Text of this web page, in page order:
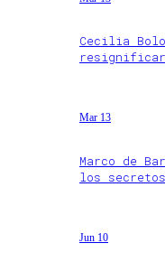
Cecilia
resignificar
Mar 13
Marco de
los
Jun 10